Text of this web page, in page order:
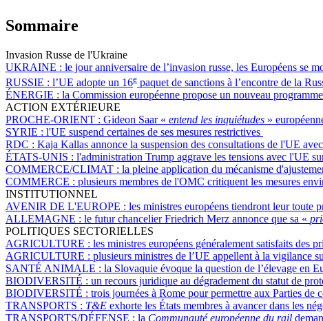
Sommaire
Invasion Russe de l'Ukraine
UKRAINE : le jour anniversaire de l’invasion russe, les Européens se
RUSSIE : l’UE adopte un 16e paquet de sanctions à l’encontre de la
ÉNERGIE : la Commission européenne propose un nouveau
ACTION EXTÉRIEURE
PROCHE-ORIENT : Gideon Saar « entend les inquiétudes »
SYRIE : l'UE suspend certaines de ses mesures restrictives
RDC : Kaja Kallas annonce la suspension des consultations de l'UE
ÉTATS-UNIS : l'administration Trump aggrave les tensions avec l'UE
COMMERCE/CLIMAT : la pleine application du mécanisme
COMMERCE : plusieurs membres de l'OMC critiquent les mesures
INSTITUTIONNEL
AVENIR DE L'EUROPE : les ministres européens tiendront leur toute
ALLEMAGNE : le futur chancelier Friedrich Merz annonce que sa «
POLITIQUES SECTORIELLES
AGRICULTURE : les ministres européens généralement satisfaits des
AGRICULTURE : plusieurs ministres de l’UE appellent à la vigilance
SANTÉ ANIMALE : la Slovaquie évoque la question de l’élevage en
BIODIVERSITÉ : un recours juridique au dégradement du statut de
BIODIVERSITÉ : trois journées à Rome pour permettre aux Parties de
TRANSPORTS : T&E exhorte les États membres à avancer dans les
TRANSPORTS/DÉFENSE : la Communauté européenne du rail